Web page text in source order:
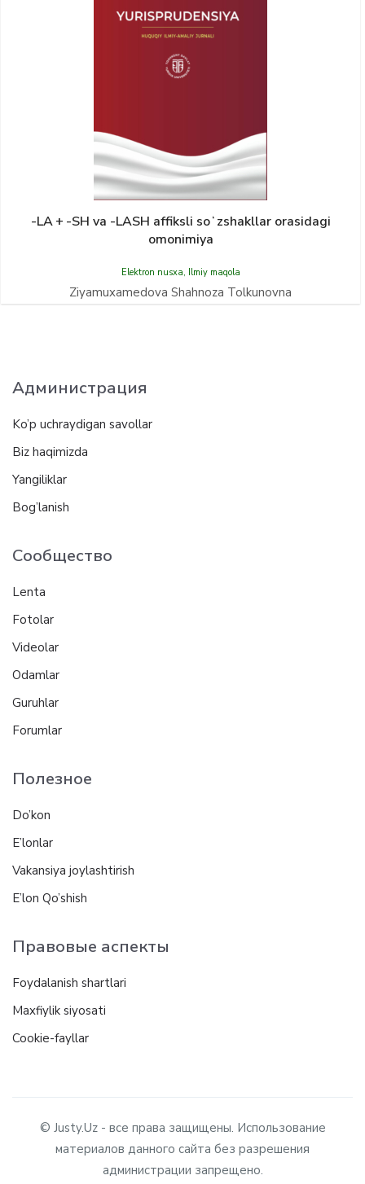
-LA + -SH va -LASH affiksli soʻzshakllar orasidagi
omonimiya
Elektron nusxa, Ilmiy maqola
Ziyamuxamedova Shahnoza Tolkunovna
Администрация
Ko’p uchraydigan savollar
Biz haqimizda
Yangiliklar
Bog’lanish
Сообщество
Lenta
Fotolar
Videolar
Odamlar
Guruhlar
Forumlar
Полезное
Do’kon
E’lonlar
Vakansiya joylashtirish
E’lon Qo’shish
Правовые аспекты
Foydalanish shartlari
Maxfiylik siyosati
Cookie-fayllar
© Justy.Uz - все права защищены. Использование
материалов данного сайта без разрешения
администрации запрещено.